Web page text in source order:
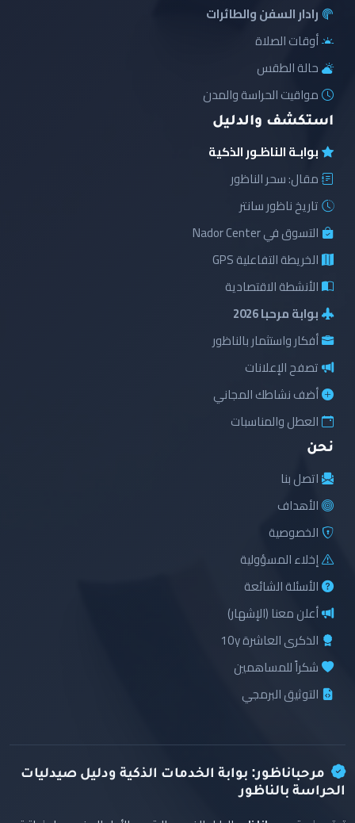
رادار السفن والطائرات
أوقات الصلاة
حالة الطقس
مواقيت الحراسة والمدن
استكشف والدليل
بوابـة الناظـور الذكية
مقال: سحر الناظور
تاريخ ناظور سانتر
التسوق في Nador Center
الخريطة التفاعلية GPS
الأنشطة الاقتصادية
بوابة مرحبا 2026
أفكار واستثمار بالناظور
تصفح الإعلانات
أضف نشاطك المجاني
العطل والمناسبات
نحن
اتصل بنا
الأهداف
الخصوصية
إخلاء المسؤولية
الأسئلة الشائعة
أعلن معنا (الإشهار)
الذكرى العاشرة 10y
شكراً للمساهمين
التوثيق البرمجي
مرحباناظور: بوابة الخدمات الذكية ودليل صيدليات
الحراسة بالناظور